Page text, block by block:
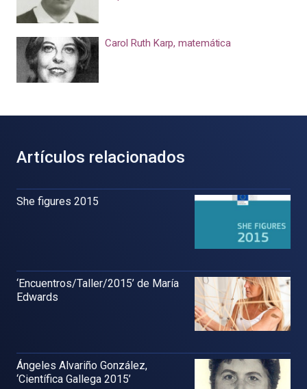
Carol Ruth Karp, matemática
Artículos relacionados
She figures 2015
‘Encuentros/Taller/2015’ de María
Edwards
Ángeles Alvariño González,
‘Científica Gallega 2015’